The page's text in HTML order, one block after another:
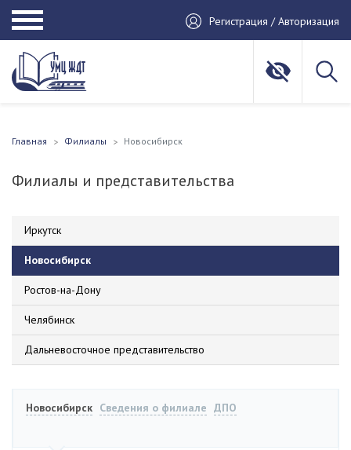
Регистрация / Авторизация
Главная Филиалы Новосибирск
Филиалы и представительства
Иркутск
Новосибирск
Ростов-на-Дону
Челябинск
Дальневосточное представительство
Новосибирск Сведения о филиале ДПО